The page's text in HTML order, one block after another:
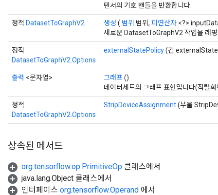
텐서의 기호 핸들을 반환합니다.
정적 DatasetToGraphV2 생성 ( 범위 범위, 피연산자 <?>
새로운 DatasetToGraphV2 작업을 래
정적
DatasetToGraphV2.Options
externalStatePolicy(긴
출력 <문자열> 그래프()
데이터세트의 그래프 표현입니다(직렬
정적
DatasetToGraphV2.Options
StripDeviceAssignment(부울
상속된 메서드
org.tensorflow.op.PrimitiveOp 클래스에서
java.lang.Object 클래스에서
인터페이스 org.tensorflow.Operand 에서